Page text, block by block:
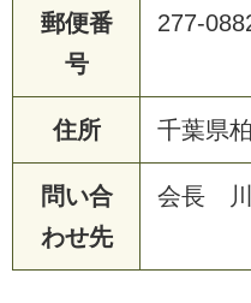
郵便番
号
277-
住所 千葉県
問い合
わせ先
会長